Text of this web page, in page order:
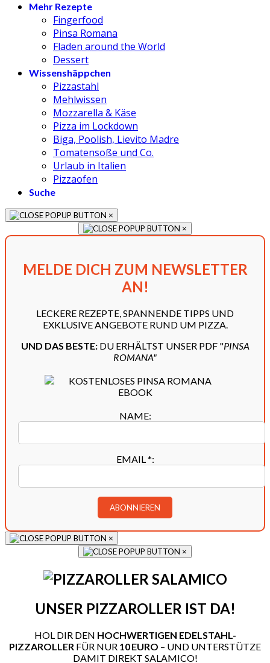
Mehr Rezepte
Fingerfood
Pinsa Romana
Fladen around the World
Dessert
Wissenshäppchen
Pizzastahl
Mehlwissen
Mozzarella & Käse
Pizza im Lockdown
Biga, Poolish, Lievito Madre
Tomatensoße und Co.
Urlaub in Italien
Pizzaofen
Suche
×
×
MELDE DICH ZUM NEWSLETTER
AN!
LECKERE REZEPTE, SPANNENDE TIPPS UND
EXKLUSIVE ANGEBOTE RUND UM PIZZA.
UND DAS BESTE:DU ERHÄLTST UNSER PDF "PINSA
ROMANA"
NAME:
EMAIL*:
×
×
UNSER PIZZAROLLER IST DA!
HOL DIR DEN HOCHWERTIGEN EDELSTAHL-
PIZZAROLLER FÜR NUR 10 EURO – UND UNTERSTÜTZE
DAMIT DIREKT SALAMICO!